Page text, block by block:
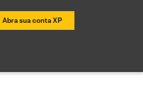
Abra sua conta XP